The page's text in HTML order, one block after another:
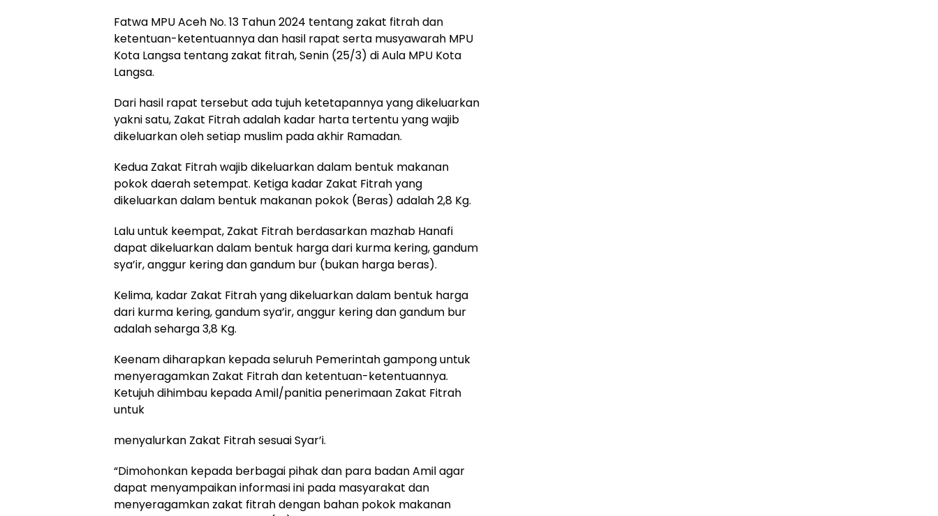
Fatwa MPU Aceh No. 13 Tahun 2024 tentang zakat fitrah dan
ketentuan-ketentuannya dan hasil rapat serta musyawarah MPU
Kota Langsa tentang zakat fitrah, Senin (25/3) di Aula MPU Kota
Langsa.
Dari hasil rapat tersebut ada tujuh ketetapannya yang dikeluarkan
yakni satu, Zakat Fitrah adalah kadar harta tertentu yang wajib
dikeluarkan oleh setiap muslim pada akhir Ramadan.
Kedua Zakat Fitrah wajib dikeluarkan dalam bentuk makanan
pokok daerah setempat. Ketiga kadar Zakat Fitrah yang
dikeluarkan dalam bentuk makanan pokok (Beras) adalah 2,8 Kg.
Lalu untuk keempat, Zakat Fitrah berdasarkan mazhab Hanafi
dapat dikeluarkan dalam bentuk harga dari kurma kering, gandum
sya’ir, anggur kering dan gandum bur (bukan harga beras).
Kelima, kadar Zakat Fitrah yang dikeluarkan dalam bentuk harga
dari kurma kering, gandum sya’ir, anggur kering dan gandum bur
adalah seharga 3,8 Kg.
Keenam diharapkan kepada seluruh Pemerintah gampong untuk
menyeragamkan Zakat Fitrah dan ketentuan-ketentuannya.
Ketujuh dihimbau kepada Amil/panitia penerimaan Zakat Fitrah
untuk
menyalurkan Zakat Fitrah sesuai Syar’i.
“Dimohonkan kepada berbagai pihak dan para badan Amil agar
dapat menyampaikan informasi ini pada masyarakat dan
menyeragamkan zakat fitrah dengan bahan pokok makanan